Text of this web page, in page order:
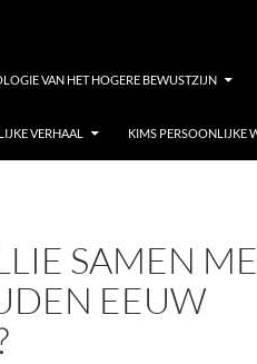
VAN HET HOGERE BEWUSTZIJN
VERHAAL KIMS PERSOONLIJKE
SAMEN
EEUW